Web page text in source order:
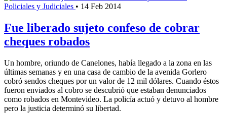
Policiales y Judiciales • 14 Feb 2014
Fue liberado sujeto confeso de cobrar
cheques robados
Un hombre, oriundo de Canelones, había llegado a la zona en las
últimas semanas y en una casa de cambio de la avenida Gorlero
cobró sendos cheques por un valor de 12 mil dólares. Cuando éstos
fueron enviados al cobro se descubrió que estaban denunciados
como robados en Montevideo. La policía actuó y detuvo al hombre
pero la justicia determinó su libertad.